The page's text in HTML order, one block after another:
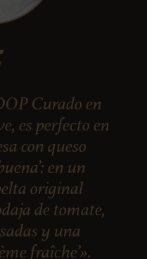
Curado en
es perfecto en
con queso
en un
original
de tomate,
y una
fraîche’».